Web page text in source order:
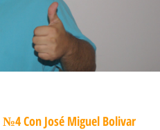
№4 Con José Miguel Bolivar